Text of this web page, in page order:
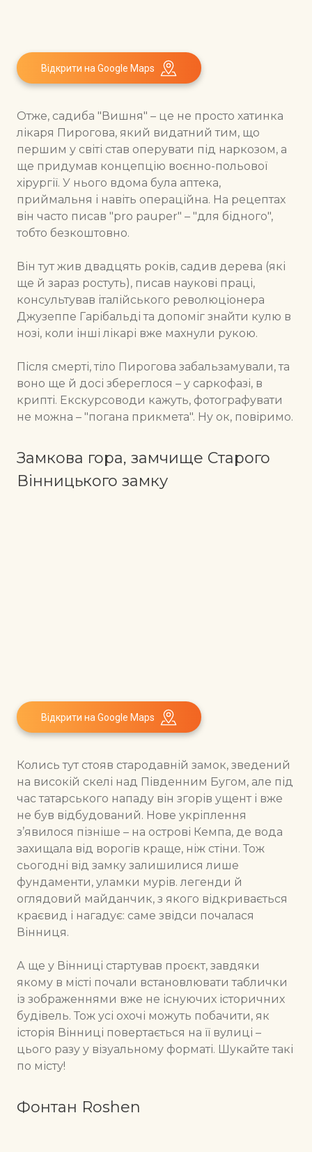
Відкрити на Google Maps
Отже, садиба "Вишня" – це не просто хатинка
лікаря Пирогова, який видатний тим, що
першим у світі став оперувати під наркозом, а
ще придумав концепцію воєнно-польової
хірургії. У нього вдома була аптека,
приймальня і навіть операційна. На рецептах
він часто писав "pro pauper" – "для бідного",
тобто безкоштовно.
Він тут жив двадцять років, садив дерева (які
ще й зараз ростуть), писав наукові праці,
консультував італійського революціонера
Джузеппе Гарібальді та допоміг знайти кулю в
нозі, коли інші лікарі вже махнули рукою.
Після смерті, тіло Пирогова забальзамували, та
воно ще й досі збереглося – у саркофазі, в
крипті. Екскурсоводи кажуть, фотографувати
не можна – "погана прикмета". Ну ок, повіримо.
Замкова гора, замчище Старого
Вінницького замку
Відкрити на Google Maps
Колись тут стояв стародавній замок, зведений
на високій скелі над Південним Бугом, але під
час татарського нападу він згорів ущент і вже
не був відбудований. Нове укріплення
з’явилося пізніше – на острові Кемпа, де вода
захищала від ворогів краще, ніж стіни. Тож
сьогодні від замку залишилися лише
фундаменти, уламки мурів. легенди й
оглядовий майданчик, з якого відкривається
краєвид і нагадує: саме звідси почалася
Вінниця.
А ще у Вінниці стартував проєкт, завдяки
якому в місті почали встановлювати таблички
із зображеннями вже не існуючих історичних
будівель. Тож усі охочі можуть побачити, як
історія Вінниці повертається на її вулиці –
цього разу у візуальному форматі. Шукайте такі
по місту!
Фонтан Roshen